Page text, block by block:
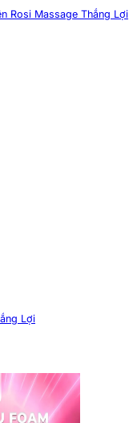
Rosi Massage Thắng Lợi
Lợi